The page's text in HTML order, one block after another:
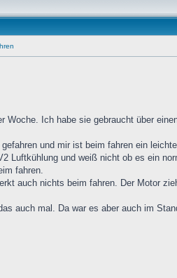
Woche. Ich habe sie gebraucht über
und mir ist beim fahren ein
Luftkühlung und weiß nicht ob es ein
fahren.
auch nichts beim fahren. Der Motor
auch mal. Da war es aber auch im